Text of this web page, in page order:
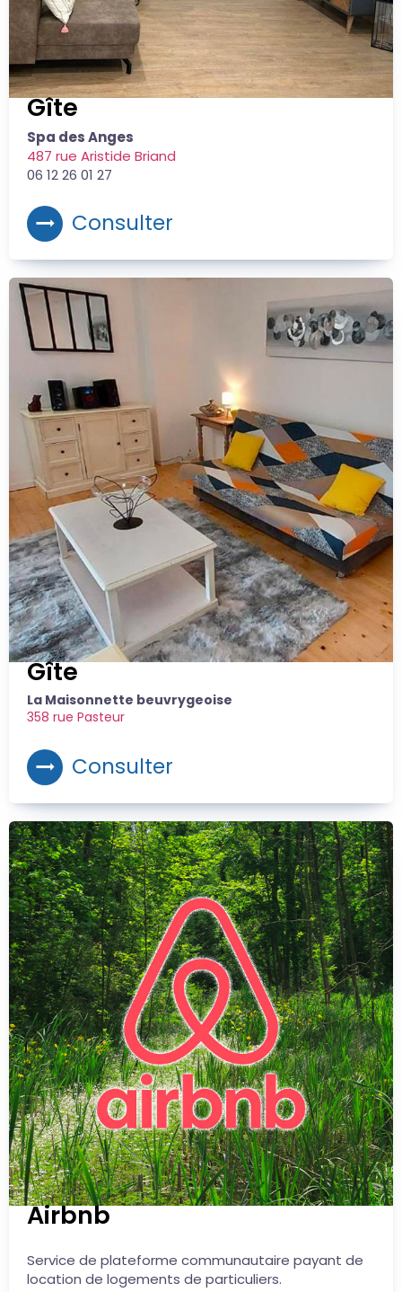
Gîte
Spa des Anges
487 rue Aristide Briand
06 12 26 01 27
Consulter
Gîte
La Maisonnette beuvrygeoise
358 rue Pasteur
Consulter
Airbnb
Service de plateforme communautaire payant de
location de logements de particuliers.